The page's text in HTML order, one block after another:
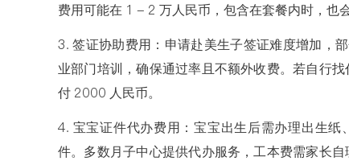
费用可能在 1 - 2 万人民币，包含在套餐内时，也
3. 签证协助费用：申请赴美生子签证难度增加，
业部门培训，确保通过率且不额外收费。若自行
付 2000 人民币。
4. 宝宝证件代办费用：宝宝出生后需办理出生
件。多数月子中心提供代办服务，工本费需家长